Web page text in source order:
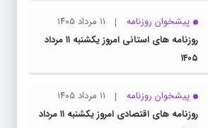
پیشخوان روزنامه
۱۱ مرداد ۱۴۰۵
روزنامه های استانی امروز یکشنبه ۱۱ مرداد
۱۴۰۵
پیشخوان روزنامه
۱۱ مرداد ۱۴۰۵
روزنامه های اقتصادی امروز یکشنبه ۱۱ مرداد